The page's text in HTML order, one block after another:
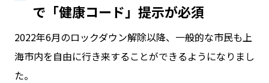
で「健康コード」提示が必須
2022年6月のロックダウン解除以降、一般的な市民も上
海市内を自由に行き来することができるようになりまし
た。